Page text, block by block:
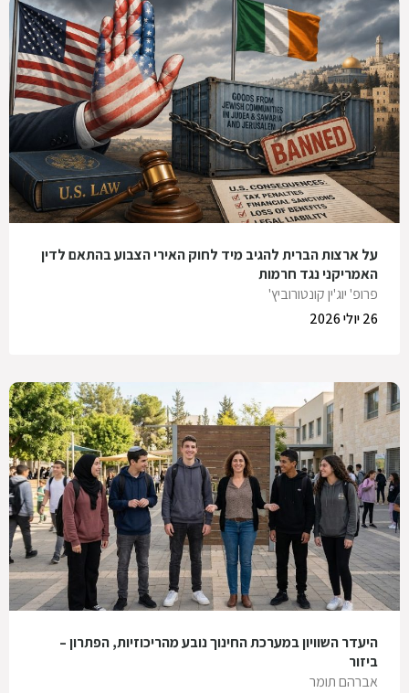
על ארצות הברית להגיב מיד לחוק האירי הצבוע בהתאם לדין
האמריקני נגד חרמות
פרופ' יוג'ין קונטורוביץ'
26 יולי 2026
היעדר השוויון במערכת החינוך נובע מהריכוזיות, הפתרון –
ביזור
אברהם תומר